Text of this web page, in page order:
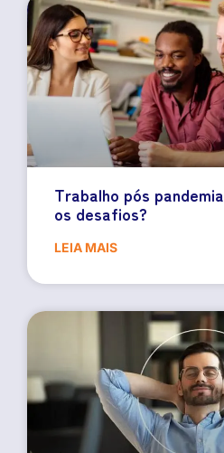
Trabalho pós
os desafios?
LEIA MAIS